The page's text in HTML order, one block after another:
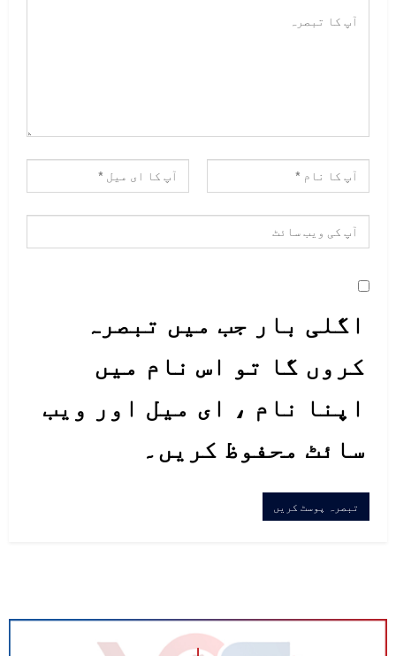
اگلی بار جب میں تبصرہ
کروں گا تو اس نام میں
اپنا نام ، ای میل اور ویب
سائٹ محفوظ کریں۔